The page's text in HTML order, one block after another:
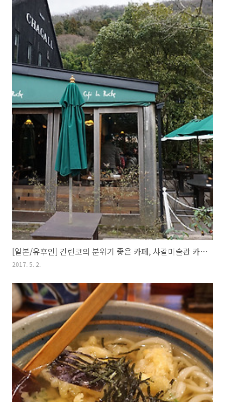
[일본/유후인] 긴린코의 분위기 좋은 카페, 샤갈미술관 카페 라 루체
2017. 5. 2.